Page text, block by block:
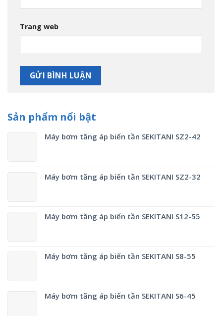
Trang web
Sản phẩm nổi bật
Máy bơm tăng áp biến tần SEKITANI SZ2-42
Máy bơm tăng áp biến tần SEKITANI SZ2-32
Máy bơm tăng áp biến tần SEKITANI S12-55
Máy bơm tăng áp biến tần SEKITANI S8-55
Máy bơm tăng áp biến tần SEKITANI S6-45